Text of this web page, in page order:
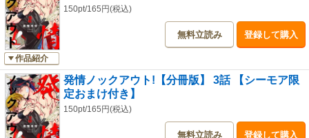
作品紹介
150pt/165円(税込)
無料立読み 登録して購入
発情ノックアウト!【分冊版】 3話 【シーモア限
定おまけ付き】
150pt/165円(税込)
無料立読み 登録して購入